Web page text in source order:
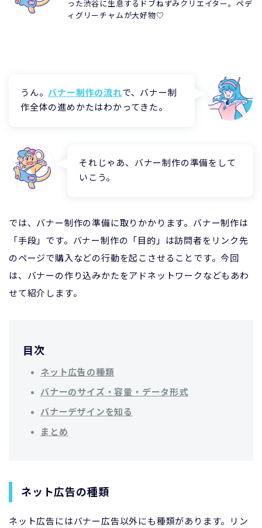
った渋谷に生息するドブねずみクリエイター。ペデ
ィグリーチャムが大好物♡
うん。バナー制作の流れで、バナー制
作全体の進めかたはわかってきた。
それじゃあ、バナー制作の準備をして
いこう。
では、バナー制作の準備に取りかかります。バナー制作は
「手段」です。バナー制作の「目的」は訪問者をリンク先
のページで購入などの行動を起こさせることです。今回
は、バナーの作り込みかたをアドネットワークなどもあわ
せて紹介します。
目次
ネット広告の種類
バナーのサイズ・容量・データ形式
バナーデザインを知る
まとめ
ネット広告の種類
ネット広告にはバナー広告以外にも種類があります。リン